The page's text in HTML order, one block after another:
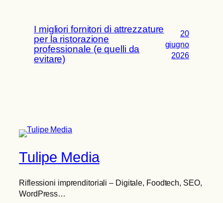
I migliori fornitori di attrezzature
per la ristorazione
professionale (e quelli da
evitare)
20
giugno
2026
Tulipe Media
Riflessioni imprenditoriali – Digitale, Foodtech, SEO,
WordPress…